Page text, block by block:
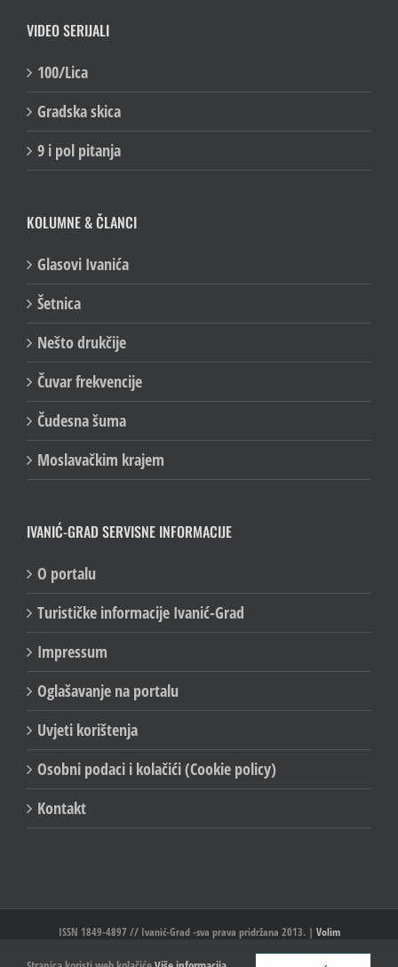
VIDEO SERIJALI
100/Lica
Gradska skica
9 i pol pitanja
KOLUMNE & ČLANCI
Glasovi Ivanića
Šetnica
Nešto drukčije
Čuvar frekvencije
Čudesna šuma
Moslavačkim krajem
IVANIĆ-GRAD SERVISNE INFORMACIJE
O portalu
Turističke informacije Ivanić-Grad
Impressum
Oglašavanje na portalu
Uvjeti korištenja
Osobni podaci i kolačići (Cookie policy)
Kontakt
ISSN 1849-4897 // Ivanić-Grad -sva prava pridržana 2013. | Volim